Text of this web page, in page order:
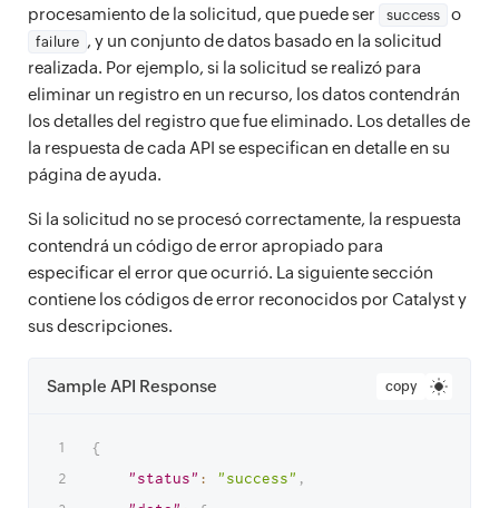
procesamiento de la solicitud, que puede ser success o
failure , y un conjunto de datos basado en la solicitud
realizada. Por ejemplo, si la solicitud se realizó para
eliminar un registro en un recurso, los datos contendrán
los detalles del registro que fue eliminado. Los detalles de
la respuesta de cada API se especifican en detalle en su
página de ayuda.
Si la solicitud no se procesó correctamente, la respuesta
contendrá un código de error apropiado para
especificar el error que ocurrió. La siguiente sección
contiene los códigos de error reconocidos por Catalyst y
sus descripciones.
Sample API Response copy
{
"status" : "success" ,